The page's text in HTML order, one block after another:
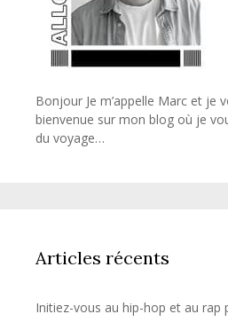
Bonjour Je m’appelle Marc et je
bienvenue sur mon blog où je
du voyage…
Articles récents
Initiez-vous au hip-hop et au rap